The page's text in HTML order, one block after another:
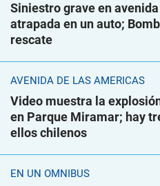
Siniestro grave en
atrapada en un auto;
rescate
AVENIDA DE LAS AMÉRICAS
Video muestra la
en Parque Miramar; hay
ellos chilenos
EN UN ÓMNIBUS